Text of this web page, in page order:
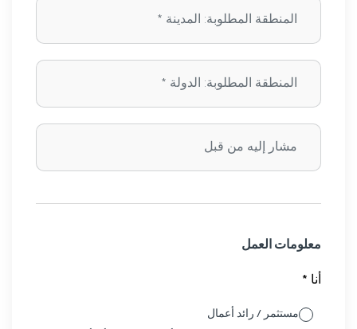
معلومات العمل
أنا *
مستثمر / رائد أعمال